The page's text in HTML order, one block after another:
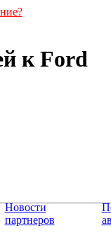
к Ford
Новости
партнеров